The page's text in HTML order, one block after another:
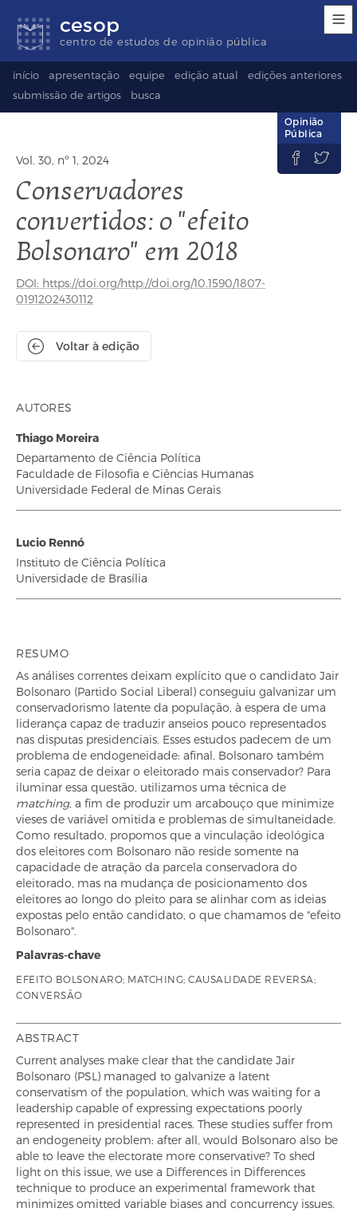
acessibilidade
para
conteúdo
para
rodapé
idioma
(Language
selection)
cesop
centro de estudos de opinião pública
início apresentação equipe edição atual
edições anteriores
submissão de artigos
busca
Vol. 30, nº 1, 2024
Conservadores
convertidos: o "efeito
Bolsonaro" em 2018
DOI: https://doi.org/http://doi.org/10.1590/1807-
0191202430112
Voltar à edição
Opinião
Pública
 
AUTORES
Thiago Moreira
Departamento de Ciência Política
Faculdade de Filosofia e Ciências Humanas
Universidade Federal de Minas Gerais
Lucio Rennó
Instituto de Ciência Política
Universidade de Brasília
RESUMO
As análises correntes deixam explícito que o candidato Jair
Bolsonaro (Partido Social Liberal) conseguiu galvanizar um
conservadorismo latente da população, à espera de uma
liderança capaz de traduzir anseios pouco representados
nas disputas presidenciais. Esses estudos padecem de um
problema de endogeneidade: afinal, Bolsonaro também
seria capaz de deixar o eleitorado mais conservador? Para
iluminar essa questão, utilizamos uma técnica de
matching, a fim de produzir um arcabouço que minimize
vieses de variável omitida e problemas de simultaneidade.
Como resultado, propomos que a vinculação ideológica
dos eleitores com Bolsonaro não reside somente na
capacidade de atração da parcela conservadora do
eleitorado, mas na mudança de posicionamento dos
eleitores ao longo do pleito para se alinhar com as ideias
expostas pelo então candidato, o que chamamos de "efeito
Bolsonaro".
Palavras-chave
EFEITO BOLSONARO; MATCHING; CAUSALIDADE REVERSA;
CONVERSÃO
ABSTRACT
Current analyses make clear that the candidate Jair
Bolsonaro (PSL) managed to galvanize a latent
conservatism of the population, which was waiting for a
leadership capable of expressing expectations poorly
represented in presidential races. These studies suffer from
an endogeneity problem: after all, would Bolsonaro also be
able to leave the electorate more conservative? To shed
light on this issue, we use a Differences in Differences
technique to produce an experimental framework that
minimizes omitted variable biases and concurrency issues.